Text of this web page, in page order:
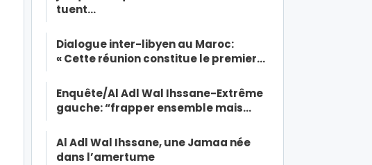
tuent…
Dialogue inter-libyen au Maroc:
« Cette réunion constitue le premier…
Enquête/Al Adl Wal Ihssane-Extrême
gauche: “frapper ensemble mais…
Al Adl Wal Ihssane, une Jamaa née
dans l’amertume